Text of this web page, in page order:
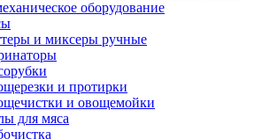
оборудование
и миксеры ручные
и протирки
и овощемойки
для мяса